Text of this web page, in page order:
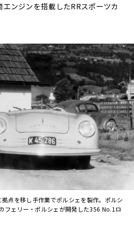
ンジンを搭載したRRスポーツカ
点を移し手作業でポルシェを製作。ポルシ
フェリー・ポルシェが開発した356 No.1ロ